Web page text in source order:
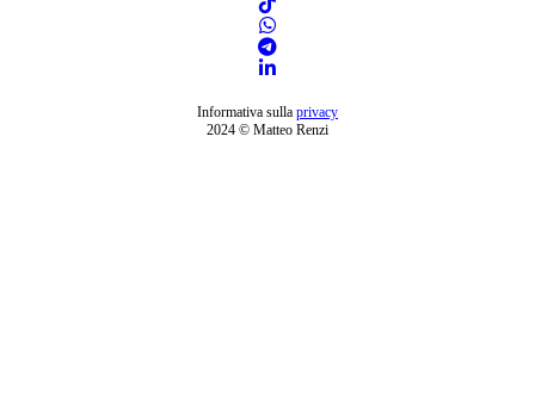
Informativa sulla privacy
2024 © Matteo Renzi